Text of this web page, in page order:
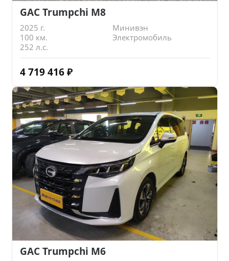
GAC Trumpchi M8
2025 г.
Минивэн
100 км.
Электромобиль
252 л.с.
4 719 416 ₽
GAC Trumpchi M6